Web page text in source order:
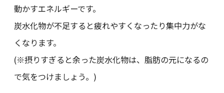
動かすエネルギーです。
炭水化物が不足すると疲れやすくなったり集中力がな
くなります。
(※摂りすぎると余った炭水化物は、脂肪の元になるの
で気をつけましょう。)